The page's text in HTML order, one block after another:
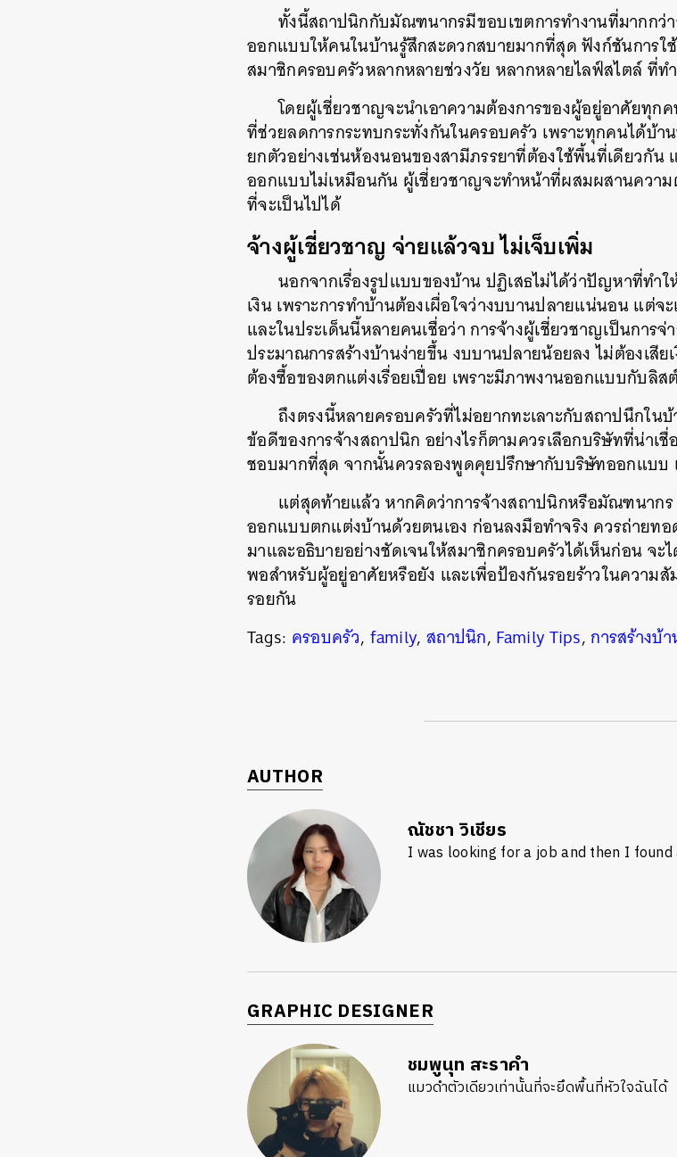
ทั้งนี้สถาปนิกกับมัณฑนากรมีขอบเขตการทำงานที่มากกว่
ออกแบบให้คนในบ้านรู้สึกสะดวกสบายมากที่สุด ฟังก์ชันการ
สมาชิกครอบครัวหลากหลายช่วงวัย หลากหลายไลฟ์สไตล์ ที่ท
โดยผู้เชี่ยวชาญจะนำเอาความต้องการของผู้อยู่อาศัยทุก
ที่ช่วยลดการกระทบกระทั่งกันในครอบครัว เพราะทุกคนได้บ้
ยกตัวอย่างเช่นห้องนอนของสามีภรรยาที่ต้องใช้พื้นที่เดียวกั
ออกแบบไม่เหมือนกัน ผู้เชี่ยวชาญจะทำหน้าที่ผสมผสานความ
ที่จะเป็นไปได้
จ้างผู้เชี่ยวชาญ จ่ายแล้วจบ ไม่เจ็บเพิ่ม
นอกจากเรื่องรูปแบบของบ้าน ปฏิเสธไม่ได้ว่าปัญหาที่ทำใ
เงิน เพราะการทำบ้านต้องเผื่อใจว่างบบานปลายแน่นอน แต่
และในประเด็นนี้หลายคนเชื่อว่า การจ้างผู้เชี่ยวชาญเป็นการ
ประมาณการสร้างบ้านง่ายขึ้น งบบานปลายน้อยลง ไม่ต้องเสี
ต้องซื้อของตกแต่งเรื่อยเปื่อย เพราะมีภาพงานออกแบบกับลิ
ถึงตรงนี้หลายครอบครัวที่ไม่อยากทะเลาะกับสถาปนึกใน
ข้อดีของการจ้างสถาปนิก อย่างไรก็ตามควรเลือกบริษัทที่น่าเ
ชอบมากที่สุด จากนั้นควรลองพูดคุยปรึกษากับบริษัทออกแบบ
แต่สุดท้ายแล้ว หากคิดว่าการจ้างสถาปนิกหรือมัณฑนาก
ออกแบบตกแต่งบ้านด้วยตนเอง ก่อนลงมือทำจริง ควรถ่ายท
มาและอธิบายอย่างชัดเจนให้สมาชิกครอบครัวได้เห็นก่อน จ
พอสำหรับผู้อยู่อาศัยหรือยัง และเพื่อป้องกันรอยร้าวในความ
รอยกัน
Tags: ครอบครัว, family, สถาปนิก, Family Tips,การสร้างบ้
AUTHOR
ณัชชา วิเชียร
I was looking for a job and then I found
GRAPHIC DESIGNER
ชมพูนุท สะราคำ
แมวดำตัวเดียวเท่านั้นที่จะยึดพื้นที่หัวใจฉันได้